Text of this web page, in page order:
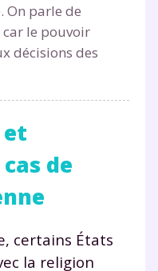
On parle de
car le pouvoir
décisions des
de
certains États
la religion